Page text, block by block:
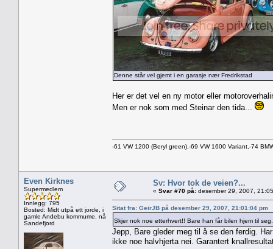
Denne står vel gjemt i en garasje nær Fredrikstad
Her er det vel en ny motor eller
Men er nok som med Steinar den tida...
-61 VW 1200 (Beryl green),-69 VW 1600 Variant,-74
Even Kirknes
Supermedlem
Innlegg: 795
Bosted: Midt utpå ett jorde, i
gamle Andebu kommume, nå
Sandefjord
Sv: Hvor tok de veien?...
« Svar #70 på: desember 29, 2007,
Sitat fra: GeirJB på desember 29, 2007, 21:01:04 pm
Skjer nok noe etterhvert!! Bare han får bilen hjem til
Jepp, Bare gleder meg til å se den ferdig.
ikke noe halvhjerta nei. Garantert